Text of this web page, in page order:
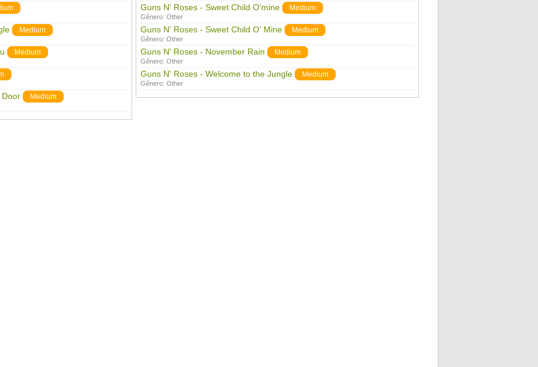
Medium
Medium
Door Medium
Guns N' Roses - Sweet Child O'mine Medium
Gênero: Other
Guns N' Roses - Sweet Child O' Mine Medium
Gênero: Other
Guns N' Roses - November Rain Medium
Gênero: Other
Guns N' Roses - Welcome to the Jungle Medium
Gênero: Other